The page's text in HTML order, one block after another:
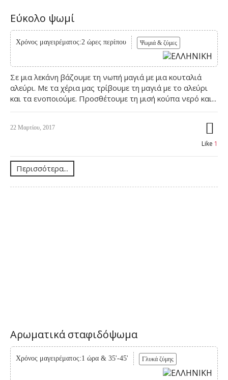
Εύκολο ψωμί
Χρόνος μαγειρέματος:2 ώρες περίπου Ψωμιά & ζύμες
Σε μια λεκάνη βάζουμε τη νωπή μαγιά με μια κουταλιά
αλεύρι. Με τα χέρια μας τρίβουμε τη μαγιά με το αλεύρι
και τα ενοποιούμε. Προσθέτουμε τη μισή κούπα νερό και...
22 Μαρτίου, 2017
Like 1
Περισσότερα...
Αρωματικά σταφιδόψωμα
Χρόνος μαγειρέματος:1 ώρα & 35'-45' Γλυκά ζύμης